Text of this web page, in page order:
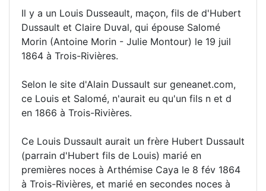
Il y a un Louis Dusseault, maçon, fils de d'Hubert
Dussault et Claire Duval, qui épouse Salomé
Morin (Antoine Morin - Julie Montour) le 19 juil
1864 à Trois-Rivières.
Selon le site d'Alain Dussault sur geneanet.com,
ce Louis et Salomé, n'aurait eu qu'un fils n et d
en 1866 à Trois-Rivières.
Ce Louis Dussault aurait un frère Hubert Dussault
(parrain d'Hubert fils de Louis) marié en
premières noces à Arthémise Caya le 8 fév 1864
à Trois-Rivières, et marié en secondes noces à